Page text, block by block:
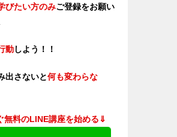
びたい方のみご登録をお願い
動しよう！！
出さないと何も変わらな
無料のLINE講座を始める⇓